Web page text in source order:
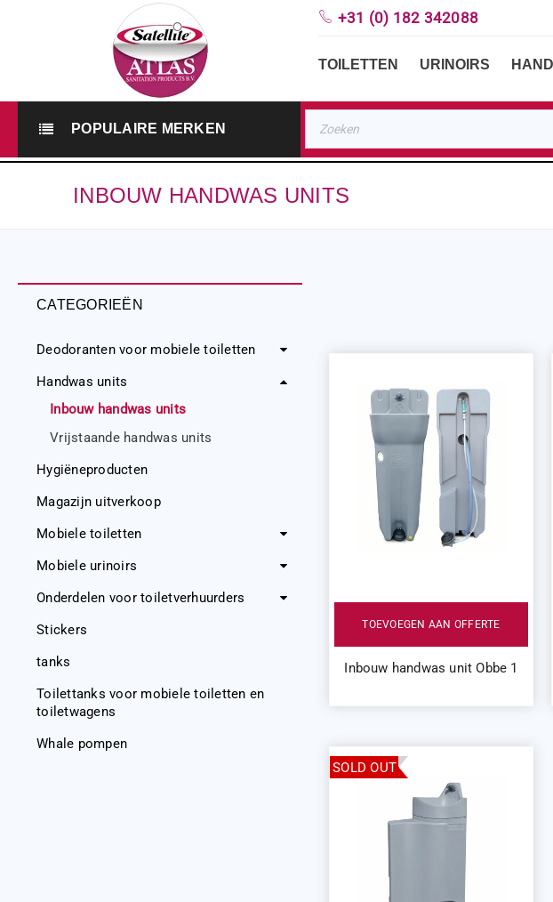
+31 (0) 182 342088
TOILETTEN URINOIRS
POPULAIRE MERKEN
INBOUW HANDWAS UNITS
CATEGORIEËN
Deodoranten voor mobiele toiletten
Handwas units
Inbouw handwas units
Vrijstaande handwas units
Hygiëneproducten
Magazijn uitverkoop
Mobiele toiletten
Mobiele urinoirs
Onderdelen voor toiletverhuurders
Stickers
tanks
Toilettanks voor mobiele toiletten en
toiletwagens
Whale pompen
TOEVOEGEN AAN OFFERTE
Inbouw handwas unit Obbe 1
SOLD OUT